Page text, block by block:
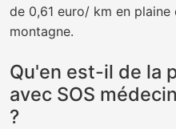
de 0,61 euro/ km en
montagne.
Qu'en est-il de la
avec SOS
?